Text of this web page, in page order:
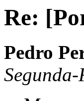
Re:
Pedro